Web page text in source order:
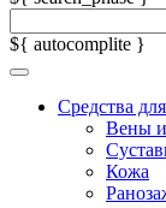
${ autocomplite }
Средства
Вены
Кожа